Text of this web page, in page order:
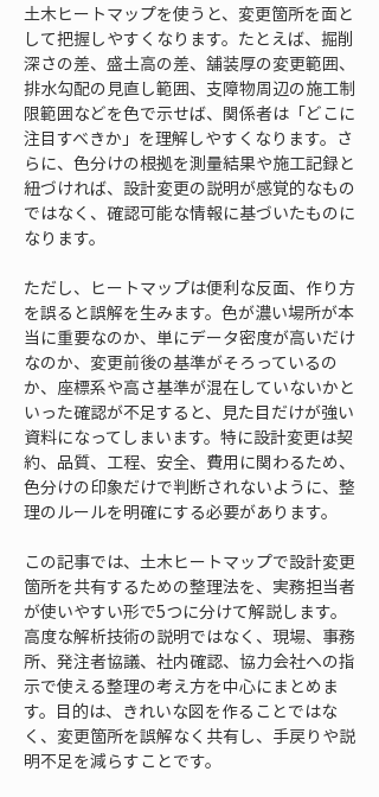
土木ヒートマップを使うと、変更箇所を面と
して把握しやすくなります。たとえば、掘削
深さの差、盛土高の差、舗装厚の変更範囲、
排水勾配の見直し範囲、支障物周辺の施工制
限範囲などを色で示せば、関係者は「どこに
注目すべきか」を理解しやすくなります。さ
らに、色分けの根拠を測量結果や施工記録と
紐づければ、設計変更の説明が感覚的なもの
ではなく、確認可能な情報に基づいたものに
なります。
ただし、ヒートマップは便利な反面、作り方
を誤ると誤解を生みます。色が濃い場所が本
当に重要なのか、単にデータ密度が高いだけ
なのか、変更前後の基準がそろっているの
か、座標系や高さ基準が混在していないかと
いった確認が不足すると、見た目だけが強い
資料になってしまいます。特に設計変更は契
約、品質、工程、安全、費用に関わるため、
色分けの印象だけで判断されないように、整
理のルールを明確にする必要があります。
この記事では、土木ヒートマップで設計変更
箇所を共有するための整理法を、実務担当者
が使いやすい形で5つに分けて解説します。
高度な解析技術の説明ではなく、現場、事務
所、発注者協議、社内確認、協力会社への指
示で使える整理の考え方を中心にまとめま
す。目的は、きれいな図を作ることではな
く、変更箇所を誤解なく共有し、手戻りや説
明不足を減らすことです。